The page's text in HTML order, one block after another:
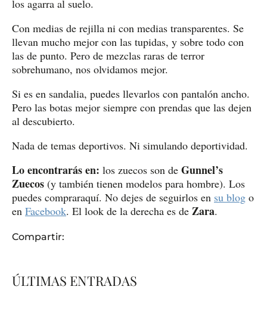
los agarra al suelo.
Con medias de rejilla ni con medias transparentes. Se
llevan mucho mejor con las tupidas, y sobre todo con
las de punto. Pero de mezclas raras de terror
sobrehumano, nos olvidamos mejor.
Si es en sandalia, puedes llevarlos con pantalón ancho.
Pero las botas mejor siempre con prendas que las dejen
al descubierto.
Nada de temas deportivos. Ni simulando deportividad.
Lo encontrarás en: los zuecos son de Gunnel’s
Zuecos (y también tienen modelos para hombre). Los
puedes compraraquí. No dejes de seguirlos en su blog o
en Facebook. El look de la derecha es de Zara.
Compartir:
ÚLTIMAS ENTRADAS